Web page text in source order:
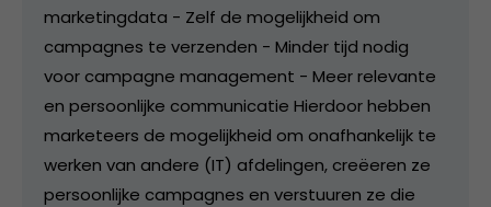
marketingdata - Zelf de mogelijkheid om
campagnes te verzenden - Minder tijd nodig
voor campagne management - Meer relevante
en persoonlijke communicatie Hierdoor hebben
marketeers de mogelijkheid om onafhankelijk te
werken van andere (IT) afdelingen, creëeren ze
persoonlijke campagnes en verstuuren ze die